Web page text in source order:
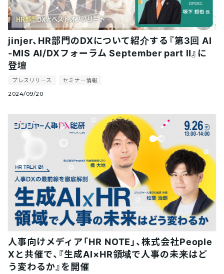
jinjer、HR部門のDXについて紹介する『第3回 AI
-MIS AI/DXフォーラム September part Ⅱ』に
登壇
プレスリリース セミナー情報
2024/09/20
人事向けメディア「HR NOTE」、株式会社People
Xと共催で、『生成AI×HR領域で人事の未来はど
う変わるか』を開催